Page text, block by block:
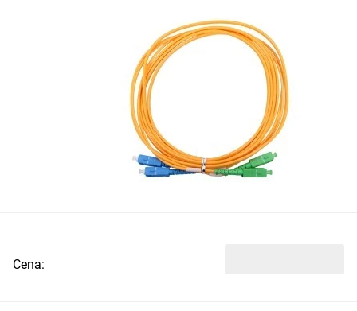
Cena: